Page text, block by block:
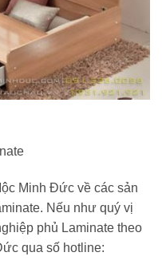
Minh Đức về các sản
Nếu như quý vị
phủ Laminate theo
qua số hotline: